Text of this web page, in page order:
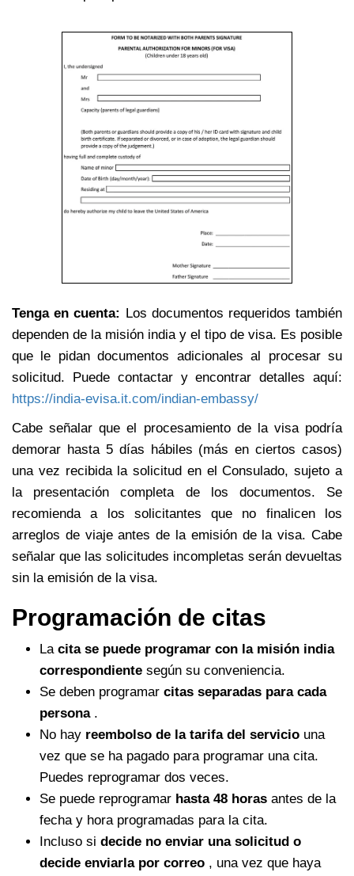
Tenga en cuenta: Los documentos requeridos también
dependen de la misión india y el tipo de visa. Es posible
que le pidan documentos adicionales al procesar su
solicitud. Puede contactar y encontrar detalles aquí:
https://india-evisa.it.com/indian-embassy/
Cabe señalar que el procesamiento de la visa podría
demorar hasta 5 días hábiles (más en ciertos casos)
una vez recibida la solicitud en el Consulado, sujeto a
la presentación completa de los documentos. Se
recomienda a los solicitantes que no finalicen los
arreglos de viaje antes de la emisión de la visa. Cabe
señalar que las solicitudes incompletas serán devueltas
sin la emisión de la visa.
Programación de citas
La cita se puede programar con la misión india
correspondiente según su conveniencia.
Se deben programar citas separadas para cada
persona.
No hay reembolso de la tarifa del servicio una
vez que se ha pagado para programar una cita.
Puedes reprogramar dos veces.
Se puede reprogramar hasta 48 horas antes de la
fecha y hora programadas para la cita.
Incluso si decide no enviar una solicitud o
decide enviarla por correo , una vez que haya